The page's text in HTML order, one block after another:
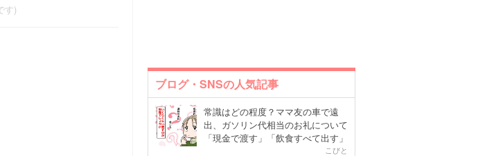
す)
ブログ・SNSの人気記事
常識はどの程度？ママ友の車で遠
出、ガソリン代相当のお礼について
「現金で渡す」「飲食すべて出す」
こびと